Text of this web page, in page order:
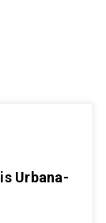
Urbana-